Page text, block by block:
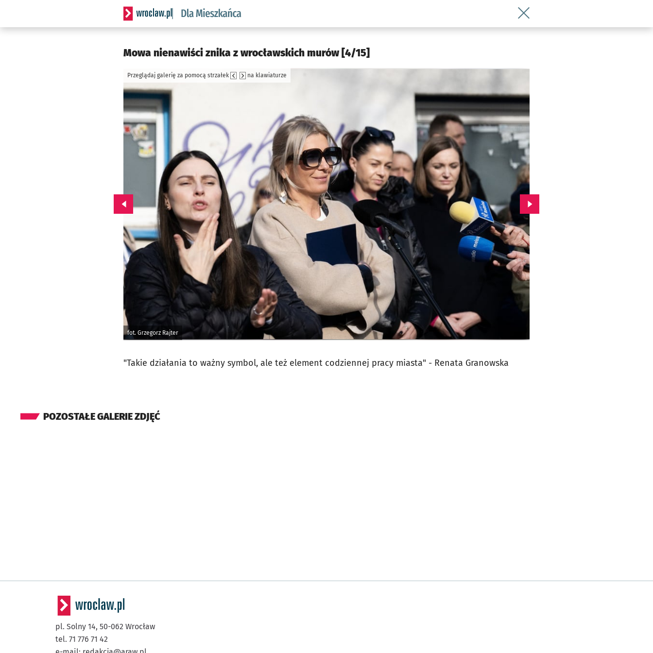
Serwis informacyjny wroclaw.pl podserwis: Dla mieszkańca
Wróć do artykułu Mowa nienawiści
Mowa nienawiści znika z wrocławskich murów [4/15]
fot. Grzegorz Rajter
Przeglądaj galerię za pomocą strzałek na klawiaturze
Przejdź do poprzedniego zdjęcia. Przejdź do kolejnego zdjęcia.
"Takie działania to ważny symbol, ale też element codziennej pracy miasta" - Renata Granowska
POZOSTAŁE GALERIE ZDJĘĆ
pl. Solny 14, 50-062 Wrocław
tel. 71 776 71 42